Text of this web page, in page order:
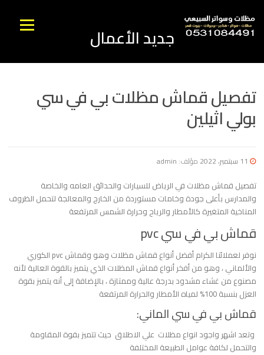
الى
المحتوى
القائمه جديد الأعمال
تفصيل قماش مظلات بي في سي
بولي اثيلين
11 سبتمبر، 2022 مؤلف: admin
تفصيل قماش مظلات في الرياض للسيارات والحدائق العامه والخاصة
والمدارس بأعلى جودة وخامات مستوردة من الخارج والمعالجة لتحمل الظروف
المناخية المتغيرة كالأمطار والرياح وحرارة الشمس المرتفعة
قماش بي في سي pvc
نوفر لعملائنا الكرام أفضل أنواع قماش مظلات وهو وقماش pvc الكوري
والألماني ، وهو من أفخر أنواع قماش المظلات الذي يتميز بالقوة العالية لأنه
مصنوع من غشاء مشدود بدرجة عالية وممتازة ، بالإضافة إلى أنه يتميز بقوة
العزل بنسبة 100% لمياه الأمطار والحرارة المرتفعة
قماش بي في سي الماني:
وتعد اشهر واجود انواع مظلات علي الاطلاق حيث تتميز بقوة المقاومة
والتحمل لكافة عوامل الطبيعة المختلفة